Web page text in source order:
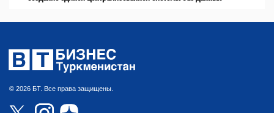
© 2026 БТ. Все права защищены.